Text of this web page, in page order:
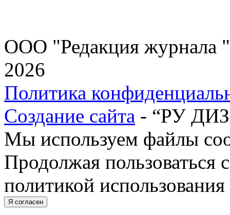
ООО "Редакция журнала
2026
Политика
Создание сайта - “РУ
Мы используем файлы
Продолжая пользоваться
политикой
Я согласен